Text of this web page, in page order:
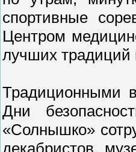
спортивные
Центром
лучших традиций
Традиционными
Дни
«Солнышко»
декабристов,